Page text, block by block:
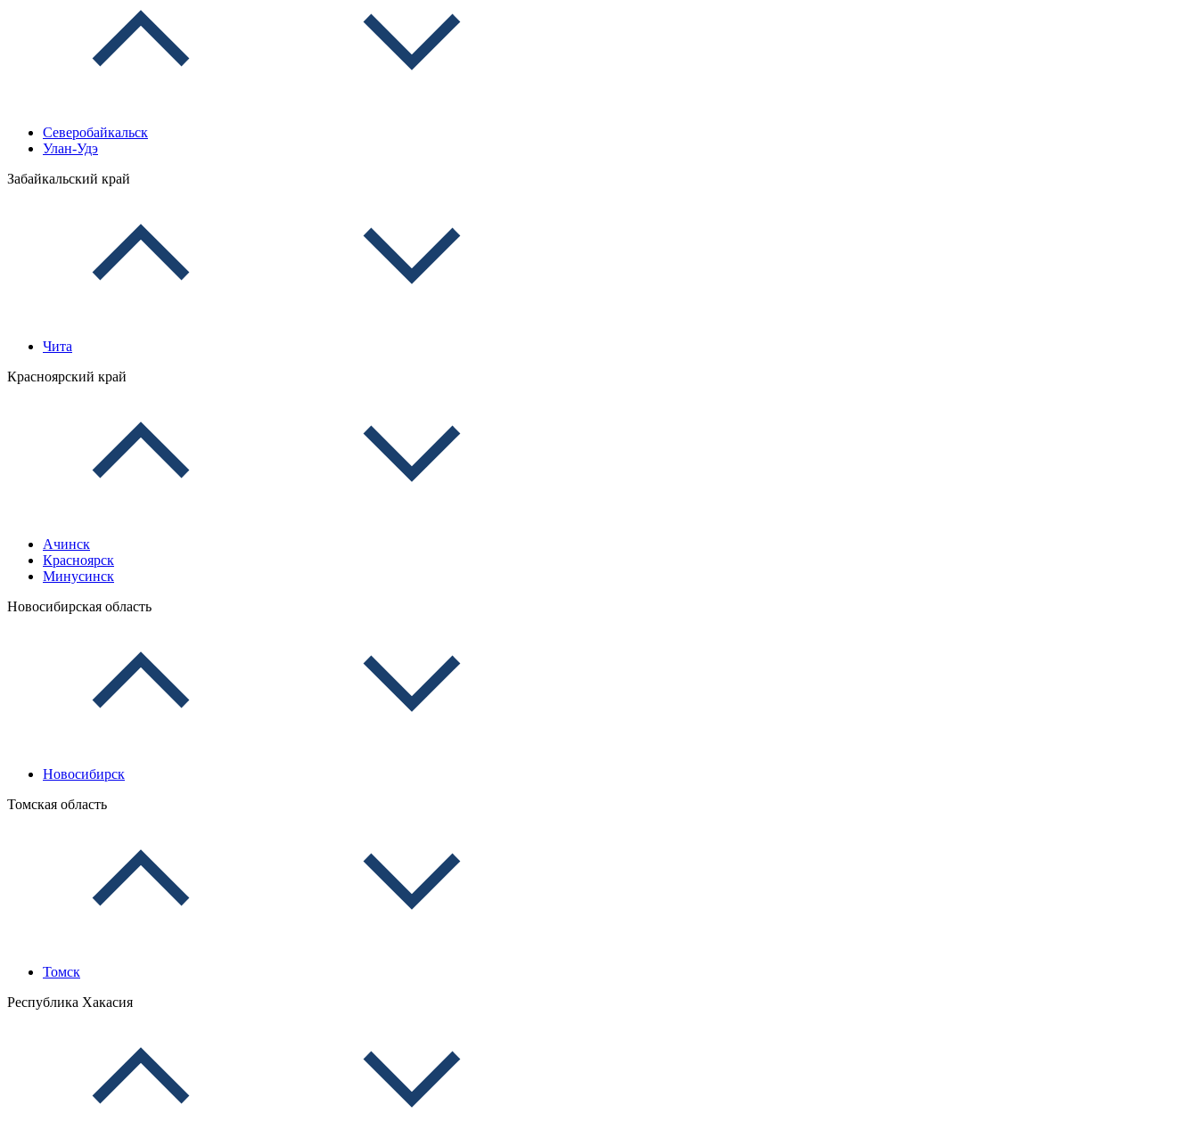
Северобайкальск
Улан-Удэ
Забайкальский край
Чита
Красноярский край
Ачинск
Красноярск
Минусинск
Новосибирская область
Новосибирск
Томская область
Томск
Республика Хакасия